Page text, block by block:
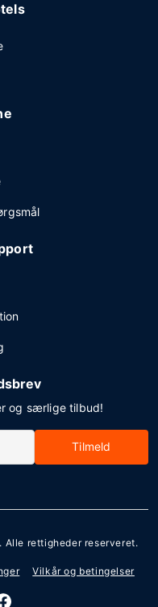
og særlige tilbud!
Tilmeld
. Alle rettigheder reserveret.
Vilkår og betingelser